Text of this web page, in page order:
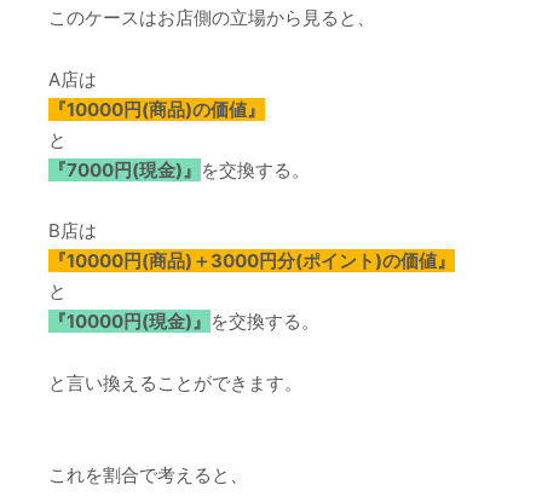
このケースはお店側の立場から見ると、
A店は
『10000円(商品)の価値』
と
『7000円(現金)』 を交換する。
B店は
『10000円(商品)＋3000円分(ポイント)の価値』
と
『10000円(現金)』 を交換する。
と言い換えることができます。
これを割合で考えると、